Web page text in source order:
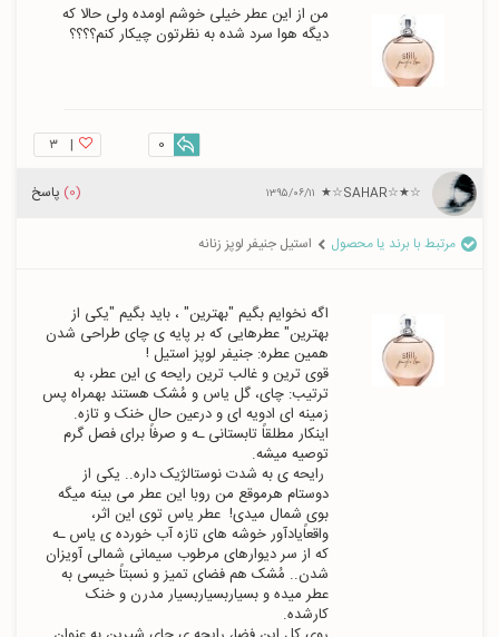
من از این عطر خیلی خوشم اومده ولی حالا که
دیگه هوا سرد شده به نظرتون چیکار کنم؟؟؟؟
| ۳ 0
☆★☆SAHAR☆★☆ ۱۳۹۵/۰۶/۱۱ (0) پاسخ
مرتبط با برند یا محصول استیل جنیفر لوپز زنانه
اگه نخوایم بگیم "بهترین" ، باید بگیم "یکی از
بهترین" عطرهایی که بر پایه ی چای طراحی شدن
همین عطره: جنیفر لوپز استیل !
قوی ترین و غالب ترین رایحه ی این عطر، به
ترتیب: چای، گل یاس و مُشک هستند بهمراه پس
اینکار مطلقاً تابستانی ـه و صرفاً برای فصل گرم
رایحه ی به شدت نوستالژیک داره.. یکی از
دوستام هرموقع من روبا این عطر می بینه میگه
واقعاًیادآور خوشه های تازه آب خورده ی یاس ـه
که از سر دیوارهای مرطوب سیمانی شمالی آویزان
شدن.. مُشک هم فضای تمیز و نسبتاً خیسی به
عطر میده و بسیاربسیاربسیار مدرن و خنک